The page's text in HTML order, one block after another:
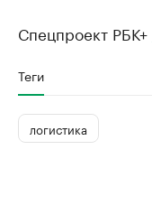
Спецпроект РБК+
Теги
логистика